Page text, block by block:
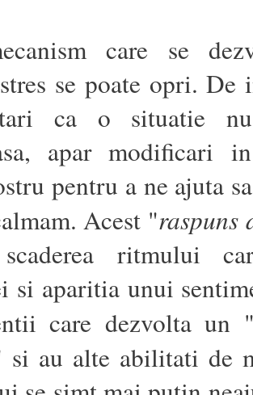
care se
se poate opri. De
ca o situatie
apar modificari
pentru a ne ajuta
Acest "raspuns
ritmului
si aparitia unui
care dezvolta un
si au alte abilitati de